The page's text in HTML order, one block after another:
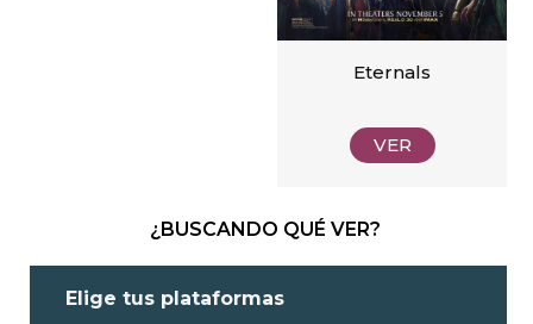
Eternals
VER
¿BUSCANDO QUÉ VER?
Elige tus plataformas